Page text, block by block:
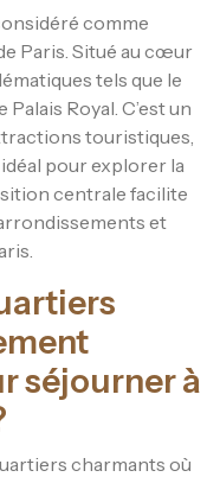
comme
Paris. Situé au cœur
tels que le
Royal. C’est un
touristiques,
pour explorer la
centrale facilite
et
séjourner à
charmants où